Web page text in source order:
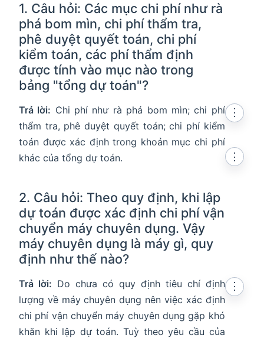
1. Câu hỏi: Các mục chi phí như rà
phá bom mìn, chi phí thẩm tra,
phê duyệt quyết toán, chi phí
kiểm toán, các phí thẩm định
được tính vào mục nào trong
bảng "tổng dự toán"?
Trả lời: Chi phí như rà phá bom mìn; chi phí
thẩm tra, phê duyệt quyết toán; chi phí kiểm
toán được xác định trong khoản mục chi phí
khác của tổng dự toán.
⋮
2. Câu hỏi: Theo quy định, khi lập
dự toán được xác định chi phí vận
chuyển máy chuyên dụng. Vậy
máy chuyên dụng là máy gì, quy
định như thế nào?
⋮
Trả lời: Do chưa có quy định tiêu chí định
lượng về máy chuyên dụng nên việc xác định
chi phí vận chuyển máy chuyên dụng gặp khó
khăn khi lập dự toán. Tuỳ theo yêu cầu của
⋮